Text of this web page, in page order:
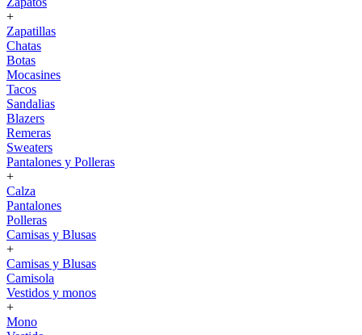
+
Zapatillas
Chatas
Botas
Mocasines
Tacos
Sandalias
Blazers
Remeras
Sweaters
Pantalones y Polleras
+
Calza
Pantalones
Polleras
Camisas y Blusas
+
Camisas y Blusas
Camisola
Vestidos y monos
+
Mono